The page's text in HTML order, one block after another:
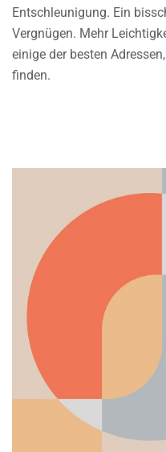
Entschleunigung. Ein
Vergnügen. Mehr
einige der besten
finden.